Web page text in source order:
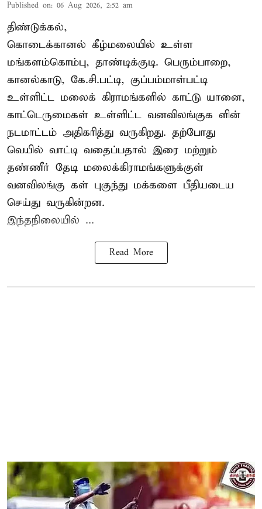
Published on: 06 Aug 2026, 2:52 am
திண்டுக்கல்,
கொடைக்கானல் கீழ்மலையில் உள்ள
மங்களம்கொம்பு, தாண்டிக்குடி. பெரும்பாறை,
கானல்காடு, கே.சி.பட்டி, குப்பம்மாள்பட்டி
உள்ளிட்ட மலைக் கிராமங்களில் காட்டு யானை,
காட்டெருமைகள் உள்ளிட்ட வனவிலங்குக ளின்
நடமாட்டம் அதிகரித்து வருகிறது. தற்போது
வெயில் வாட்டி வதைப்பதால் இரை மற்றும்
தண்ணீர் தேடி மலைக்கிராமங்களுக்குள்
வனவிலங்கு கள் புகுந்து மக்களை பீதியடைய
செய்து வருகின்றன.
இந்தநிலையில் ...
Read More